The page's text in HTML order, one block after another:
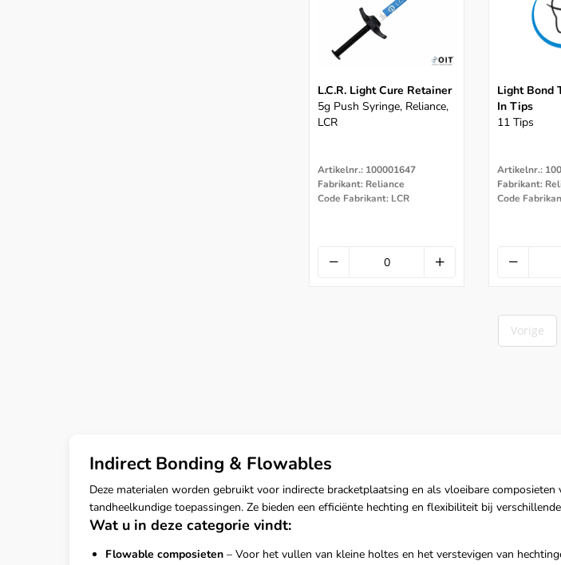
L.C.R. Light Cure Retainer
5g Push Syringe, Reliance,
LCR
Artikelnr.: 100001647
Fabrikant: Reliance
Code Fabrikant: LCR
Light Bond
In Tips
11 Tips
Artikelnr.:
Fabrikant:
Code
Vorige
Indirect Bonding & Flowables
Deze materialen worden gebruikt voor indirecte bracketplaatsing en als vloeibare
tandheelkundige toepassingen. Ze bieden een efficiënte hechting en flexibiliteit bij
Wat u in deze categorie vindt:
Flowable composieten – Voor het vullen van kleine holtes en het verstevigen van